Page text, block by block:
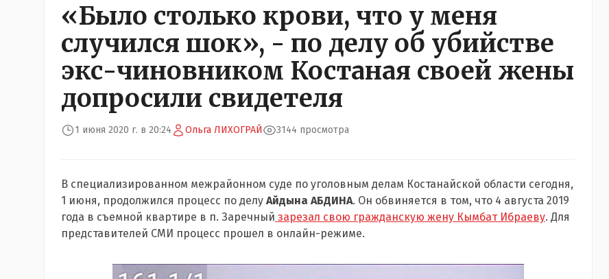
«Было столько крови, что у меня
случился шок», - по делу об убийстве
экс-чиновником Костаная своей жены
допросили свидетеля
1 июня 2020 г. в 20:24 Ольга ЛИХОГРАЙ 3144 просмотра
В специализированном межрайонном суде по уголовным делам Костанайской области сегодня,
1 июня, продолжился процесс по делу Айдына АБДИНА. Он обвиняется в том, что 4 августа 2019
года в съемной квартире в п. Заречный зарезал свою гражданскую жену Кымбат Ибраеву. Для
представителей СМИ процесс прошел в онлайн-режиме.